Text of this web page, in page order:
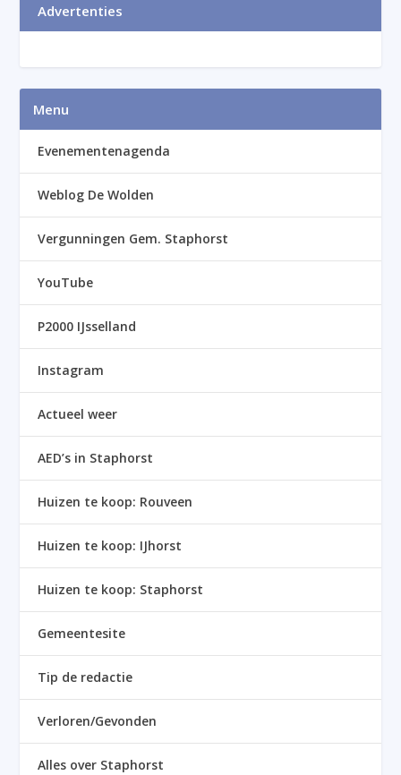
Advertenties
Menu
Evenementenagenda
Weblog De Wolden
Vergunningen Gem. Staphorst
YouTube
P2000 IJsselland
Instagram
Actueel weer
AED’s in Staphorst
Huizen te koop: Rouveen
Huizen te koop: IJhorst
Huizen te koop: Staphorst
Gemeentesite
Tip de redactie
Verloren/Gevonden
Alles over Staphorst